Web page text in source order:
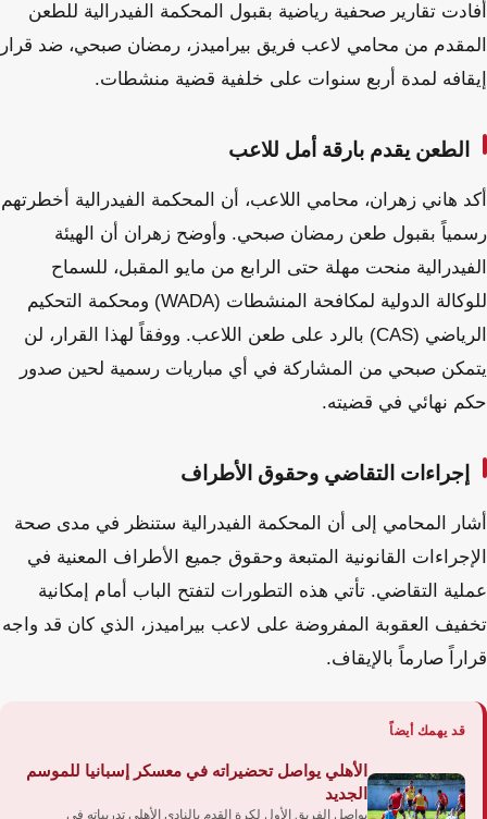
أفادت تقارير صحفية رياضية بقبول المحكمة الفيدرالية للطعن
المقدم من محامي لاعب فريق بيراميدز، رمضان صبحي، ضد قرار
إيقافه لمدة أربع سنوات على خلفية قضية منشطات.
الطعن يقدم بارقة أمل للاعب
أكد هاني زهران، محامي اللاعب، أن المحكمة الفيدرالية أخطرتهم
رسمياً بقبول طعن رمضان صبحي. وأوضح زهران أن الهيئة
الفيدرالية منحت مهلة حتى الرابع من مايو المقبل، للسماح
للوكالة الدولية لمكافحة المنشطات (WADA) ومحكمة التحكيم
الرياضي (CAS) بالرد على طعن اللاعب. ووفقاً لهذا القرار، لن
يتمكن صبحي من المشاركة في أي مباريات رسمية لحين صدور
حكم نهائي في قضيته.
إجراءات التقاضي وحقوق الأطراف
أشار المحامي إلى أن المحكمة الفيدرالية ستنظر في مدى صحة
الإجراءات القانونية المتبعة وحقوق جميع الأطراف المعنية في
عملية التقاضي. تأتي هذه التطورات لتفتح الباب أمام إمكانية
تخفيف العقوبة المفروضة على لاعب بيراميدز، الذي كان قد واجه
قراراً صارماً بالإيقاف.
قد يهمك أيضاً
الأهلي يواصل تحضيراته في معسكر إسبانيا للموسم
الجديد
يواصل الفريق الأول لكرة القدم بالنادي الأهلي تدريباته في